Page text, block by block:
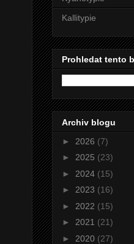
Kallitypie
Prohledat tento
Archiv blogu
► 2026 (7)
► 2025 (23)
► 2024 (15)
► 2023 (16)
► 2022 (15)
► 2021 (21)
► 2020 (27)